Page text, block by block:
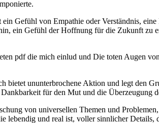
Gefühl von Empathie oder Verständnis, eine
ein Gefühl der Hoffnung für die Zukunft zu
pdf die mich einlud und Die toten Augen
bietet ununterbrochene Aktion und legt den
für den Mut und die Überzeugung
von universellen Themen und
und real ist, voller sinnlicher